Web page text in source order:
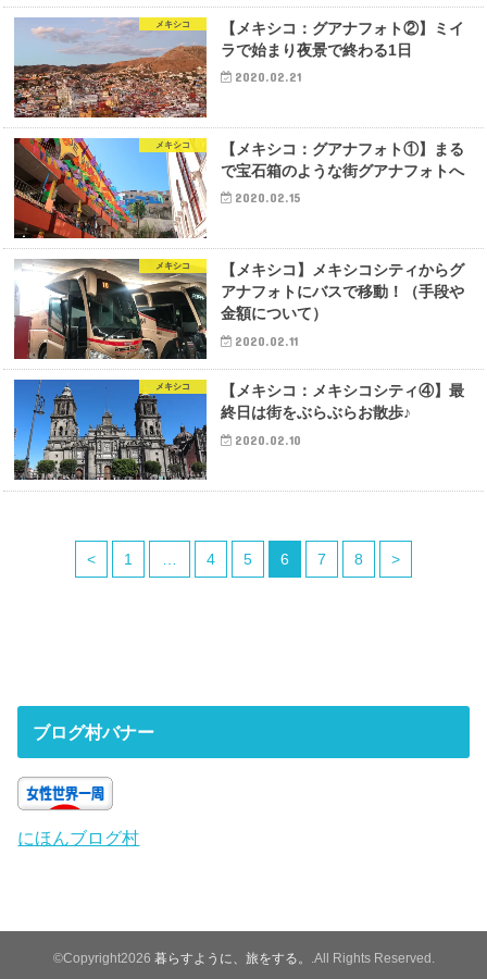
メキシコ
【メキシコ：グアナフォト②】ミイ
ラで始まり夜景で終わる1日
2020.02.21
メキシコ
【メキシコ：グアナフォト①】まる
で宝石箱のような街グアナフォトへ
2020.02.15
メキシコ
【メキシコ】メキシコシティからグ
アナフォトにバスで移動！（手段や
金額について）
2020.02.11
メキシコ
【メキシコ：メキシコシティ④】最
終日は街をぶらぶらお散歩♪
2020.02.10
< 1 4 5 6 7 8 >
ブログ村バナー
にほんブログ村
©Copyright2026 暮らすように、旅をする。 .All Rights Reserved.